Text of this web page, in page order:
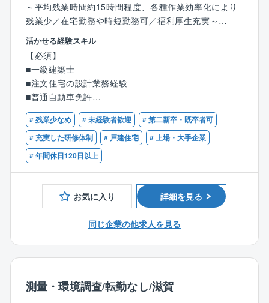
・旭化成グループ外（外販案件）からの引き合いも増
加しており、旭化成の設備だけでなく様々な顧客案件
に携わる機会があります
・設計から施工管理まで一貫して関わることができる
ため、エンジニアとしての専門性を高められます
・若手からベテランの方まで広く活躍頂けるフィール
ドがあります。積極的にご応募ください。
など様々なバックグランドをもっている社員が活躍し
ています（機械系はもちろん、土木系出身者も）
■本ポジションの魅力
・ 多彩なプラント案件に携わることができる化学分野
に限らず、電子材料・塗料・火薬など幅広い業界の設
備案件を担当。豊富な経験を積みながら技術領域を広
・エンジニアとして大きく成長できる環境近年は旭化
成グループ外の案件も増加しており、様々な顧客ニー
ズや課題解決に携わる機会があります。プロジェクト
す。
～平均残業時間約15時間程度、各種作業効率化により
残業少／在宅勤務や時短勤務可／福利厚生充実～
■業務の概要：
木造軸組工法/2×6工法の注文住宅の設計業務（注文住
宅のプランの企画/製図、敷地調査、各種申請など）を
お任せします。
「百邸百様」の住まいづくり。お客様とじっくり向き
合い、お客様の生活スタイルやイメージを的確に捉
え、アイデアを練り、カタチにします。
一条工務店の設計職が担当する案件は、年に25～35件
ほど。
5～6回の打合せを重ね、2ヶ月程かけてプランを企画し
ていくので、お客様がとても身近に感じられます。
ランの企画/製図、敷地調査、建築確認等各種申請等業
注文住宅の為、定型的なパターンはございません。
お客様と何度も打合せを繰り返す中から、お客様が考
活かせる経験スキル
【必須】
■一級建築士
■注文住宅の設計業務経験
■普通自動車免許
# 残業少なめ # 未経験者歓迎
# 第二新卒・既卒者可
# 充実した研修体制
# 戸建住宅
# 上場・大手企業
# 年間休日120日以上
お気に入り 詳細を見る
同じ企業の他求人を見る
測量・環境調査/転勤なし/滋賀